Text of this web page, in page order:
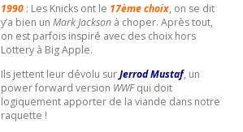
1990 : Les Knicks ont le 17ème choix, on se dit
y’a bien un Mark Jackson à choper. Après tout,
on est parfois inspiré avec des choix hors
Lottery à Big Apple.
Ils jettent leur dévolu surJerrod Mustaf, un
power forward version WWFqui doit
logiquement apporter de la viande dans notre
raquette !